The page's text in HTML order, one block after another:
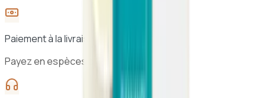
Paiement à la livraison
Payez en espèces à la réception